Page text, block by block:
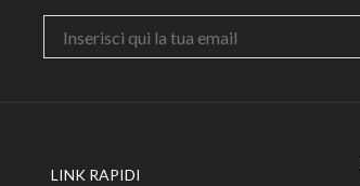
LINK RAPIDI